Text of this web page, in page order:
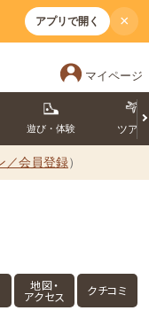
アプリで開く ×
マイページ
遊び・体験 ツアー
／会員登録）
地図・
アクセス クチコミ